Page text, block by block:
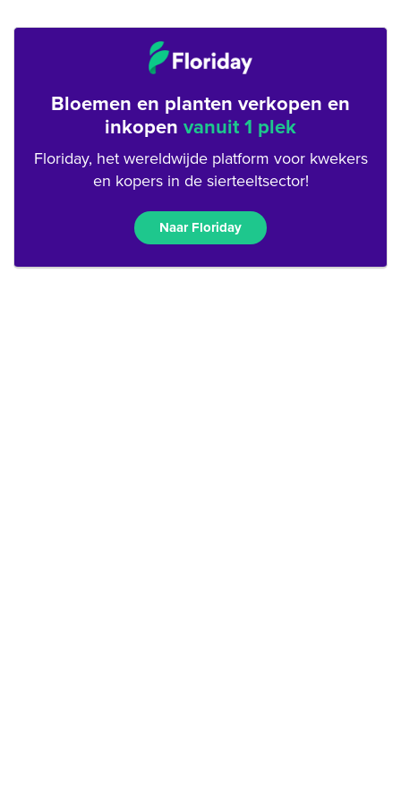
Bloemen en planten verkopen en
inkopen vanuit 1 plek
Floriday, het wereldwijde platform voor kwekers
en kopers in de sierteeltsector!
Naar Floriday